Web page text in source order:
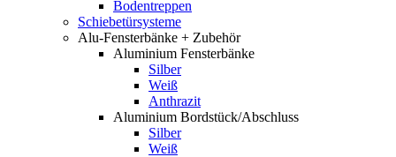
Bodentreppen
Schiebetürsysteme
Alu-Fensterbänke + Zubehör
Aluminium Fensterbänke
Silber
Weiß
Anthrazit
Aluminium Bordstück/Abschluss
Silber
Weiß